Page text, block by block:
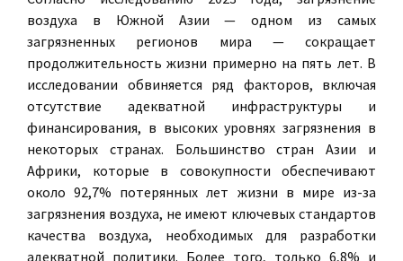
воздуха в Южной Азии — одном из самых
загрязненных регионов мира — сокращает
продолжительность жизни примерно на пять лет. В
исследовании обвиняется ряд факторов, включая
отсутствие адекватной инфраструктуры и
финансирования, в высоких уровнях загрязнения в
некоторых странах. Большинство стран Азии и
Африки, которые в совокупности обеспечивают
около 92,7% потерянных лет жизни в мире из-за
загрязнения воздуха, не имеют ключевых стандартов
качества воздуха, необходимых для разработки
адекватной политики. Более того, только 6,8% и